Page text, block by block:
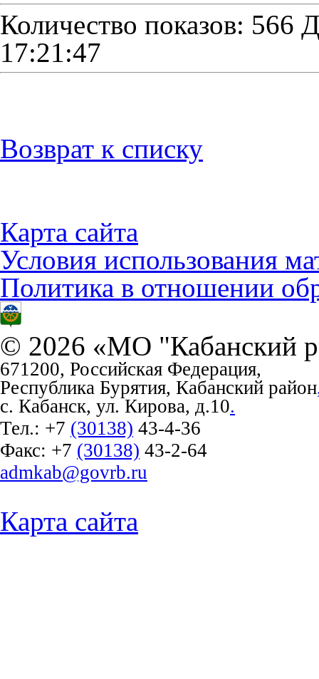
Количество показов: 566
17:21:47
Возврат к списку
Карта сайта
Условия использования
Политика в отношении
© 2026 «МО "Кабанский
671200, Российская Федерация,
Республика Бурятия, Кабанский район
с. Кабанск, ул. Кирова, д.10.
Тел.: +7 (30138) 43-4-36
Факс: +7 (30138) 43-2-64
admkab@govrb.ru
Карта сайта